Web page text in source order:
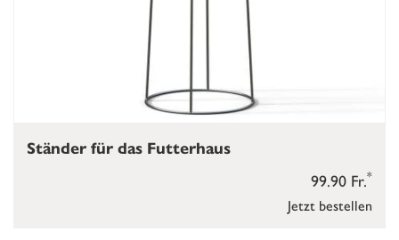
Jetzt bestellen
99.90 Fr.*
Ständer für das Futterhaus